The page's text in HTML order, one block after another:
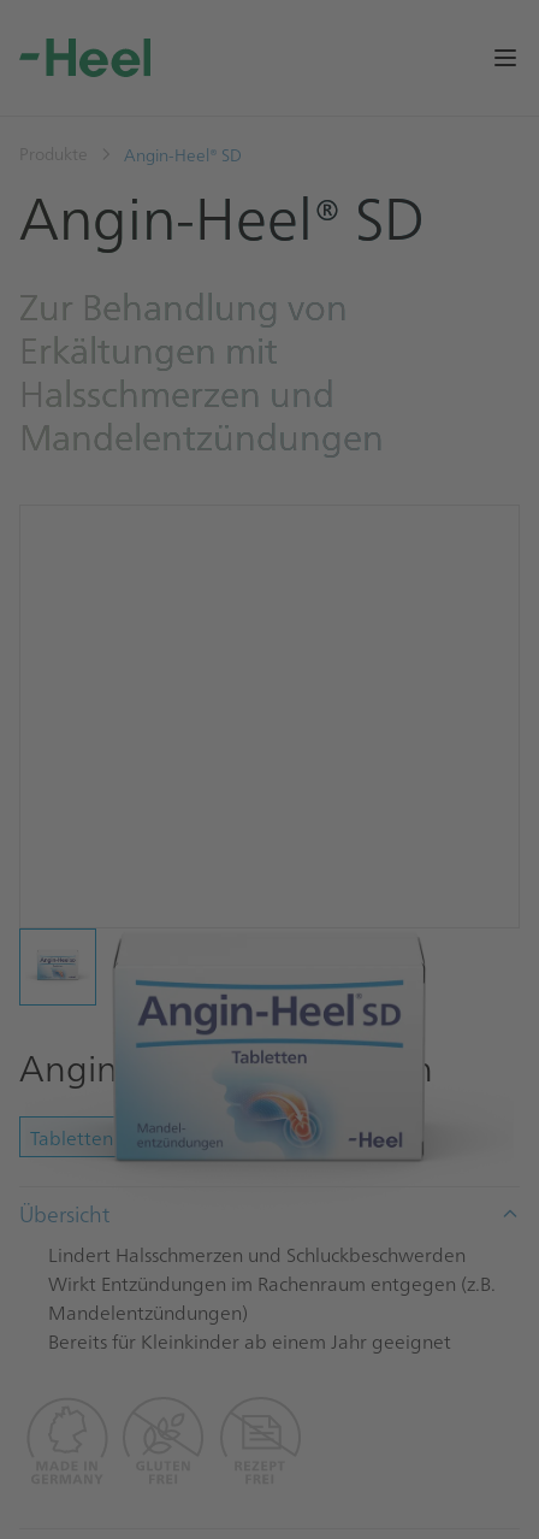
Produkte Angin-Heel® SD
Angin-Heel® SD
Zur Behandlung von
Erkältungen mit
Halsschmerzen und
Mandelentzündungen
Angin-Heel® SD Tabletten
Tabletten
Übersicht
Lindert Halsschmerzen und Schluckbeschwerden
Wirkt Entzündungen im Rachenraum entgegen (z.B.
Mandelentzündungen)
Bereits für Kleinkinder ab einem Jahr geeignet